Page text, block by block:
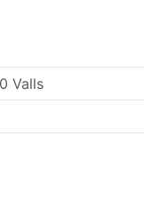
Valls